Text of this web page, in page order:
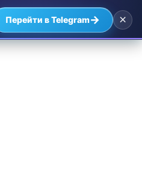
цінами — найвигідніші
Перейти в Telegram→ ×